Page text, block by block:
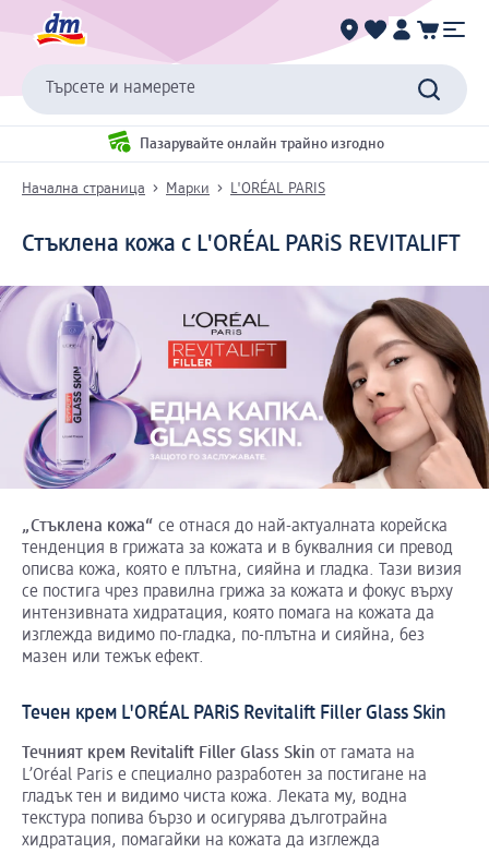
Търсете и намерете
Пазарувайте онлайн трайно изгодно
Начална страница Марки L'ORÉAL PARIS
Стъклена кожа с L'ORÉAL PARiS REVITALIFT
„Стъклена кожа“ се отнася до най-актуалната корейска
тенденция в грижата за кожата и в буквалния си превод
описва кожа, която е плътна, сияйна и гладка. Тази визия
се постига чрез правилна грижа за кожата и фокус върху
интензивната хидратация, която помага на кожата да
изглежда видимо по-гладка, по-плътна и сияйна, без
мазен или тежък ефект.
Течен крем L'ORÉAL PARiS Revitalift Filler Glass Skin
Течният крем Revitalift Filler Glass Skin от гамата на
L’Oréal Paris е специално разработен за постигане на
гладък тен и видимо чиста кожа. Леката му, водна
текстура попива бързо и осигурява дълготрайна
хидратация, помагайки на кожата да изглежда